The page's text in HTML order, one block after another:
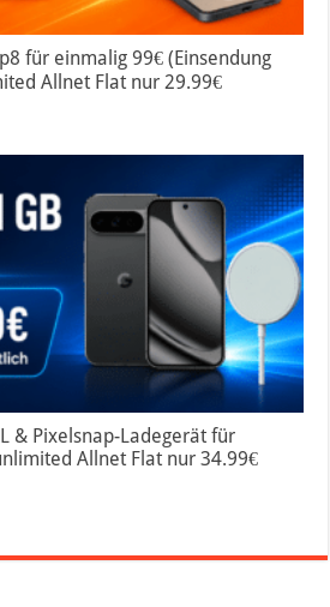
für einmalig 99€ (Einsendung
Allnet Flat nur 29.99€
& Pixelsnap-Ladegerät für
Allnet Flat nur 34.99€